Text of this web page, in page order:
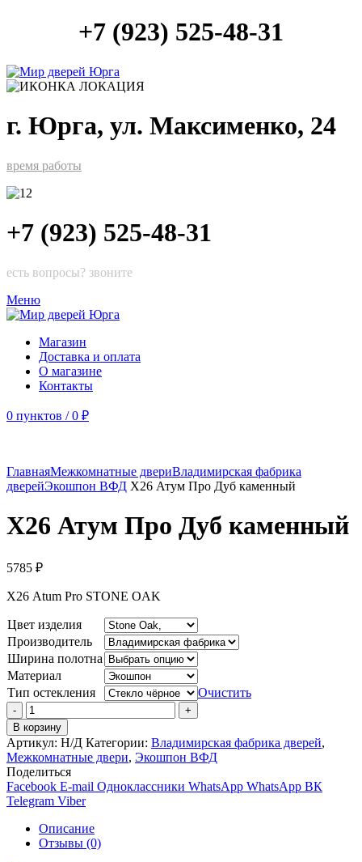
+7 (923) 525-48-31
г. Юрга, ул. Максименко, 24
время работы
+7 (923) 525-48-31
есть вопросы? звоните
Меню
Магазин
Доставка и оплата
О магазине
Контакты
0 пунктов / 0 ₽
ГлавнаяМежкомнатные двериВладимирская фабрика
дверейЭкошпон ВФД Х26 Атум Про Дуб каменный
Х26 Атум Про Дуб каменный
5785 ₽
Х26 Atum Pro STONE OAK
Цвет изделия
Производитель
Ширина полотна
Материал
Тип остекления
Очистить
Количество
товара
Х26
Атум
Про
Дуб
каменный
В корзину
Артикул: Н/Д Категории: Владимирская фабрика дверей,
Межкомнатные двери, Экошпон ВФД
Поделиться
Facebook E-mail Одноклассники WhatsApp WhatsApp ВК
Telegram Viber
Описание
Отзывы (0)